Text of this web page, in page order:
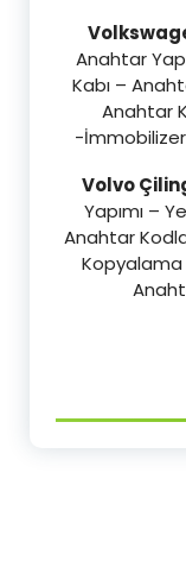
Anahtar
Kabı –
Anahtar
-
Volvo
Yapımı –
Anahtar